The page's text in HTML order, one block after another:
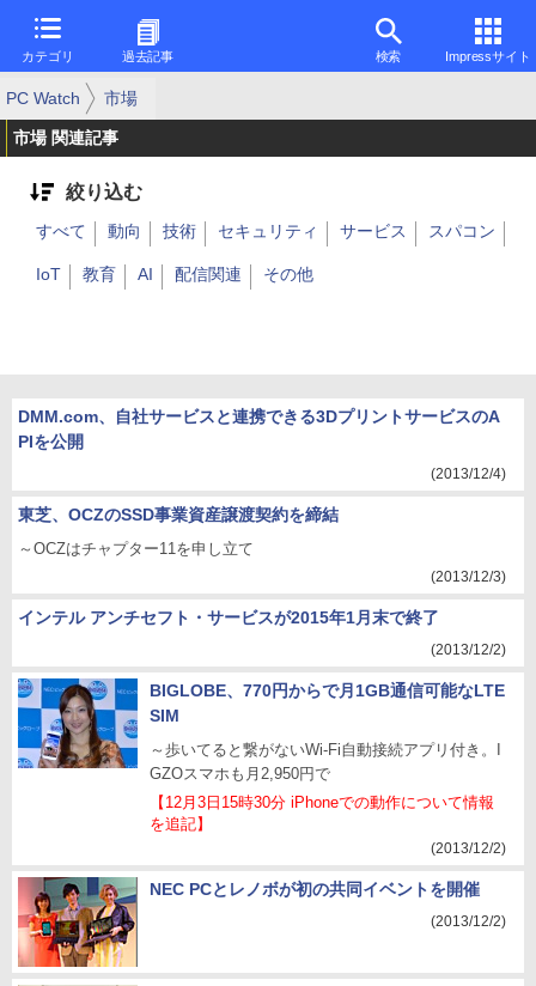
カテゴリ 過去記事 検索 Impressサイト
PC Watch 市場
市場 関連記事
絞り込む
すべて 動向 技術 セキュリティ サービス スパコン
IoT 教育 AI 配信関連 その他
DMM.com、自社サービスと連携できる3DプリントサービスのA
PIを公開
(2013/12/4)
東芝、OCZのSSD事業資産譲渡契約を締結
～OCZはチャプター11を申し立て
(2013/12/3)
インテル アンチセフト・サービスが2015年1月末で終了
(2013/12/2)
BIGLOBE、770円からで月1GB通信可能なLTE
SIM
～歩いてると繋がないWi-Fi自動接続アプリ付き。I
GZOスマホも月2,950円で
【12月3日15時30分 iPhoneでの動作について情報
を追記】
(2013/12/2)
NEC PCとレノボが初の共同イベントを開催
(2013/12/2)